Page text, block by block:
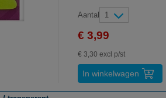
Aantal 1
€ 3,99
€ 3,30 excl p/st
In winkelwagen